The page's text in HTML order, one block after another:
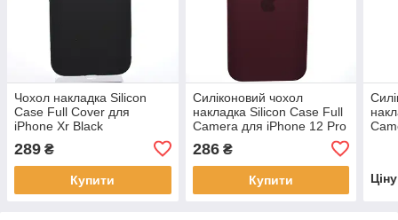
Чохол накладка Silicon
Case Full Cover для
iPhone Xr Black
289 ₴
Купити
Силіконовий чохол
накладка Silicon Case Full
Camera для iPhone 12 Pro
286₴
Купити